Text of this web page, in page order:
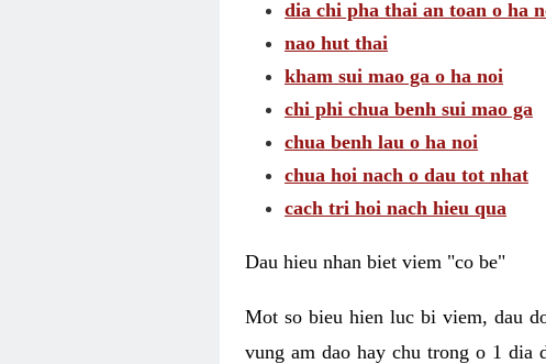
dia chi pha thai an toan o ha
nao hut thai
kham sui mao ga o ha noi
chi phi chua benh sui mao ga
chua benh lau o ha noi
chua hoi nach o dau tot nhat
cach tri hoi nach hieu qua
Dau hieu nhan biet viem "co be"
Mot so bieu hien luc bi viem, dau
vung am dao hay chu trong o 1 dia